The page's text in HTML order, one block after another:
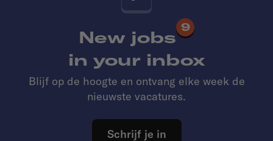
New jobs
9
in your inbox
Blijf op de hoogte en ontvang elke week de
nieuwste vacatures.
Schrijf je in